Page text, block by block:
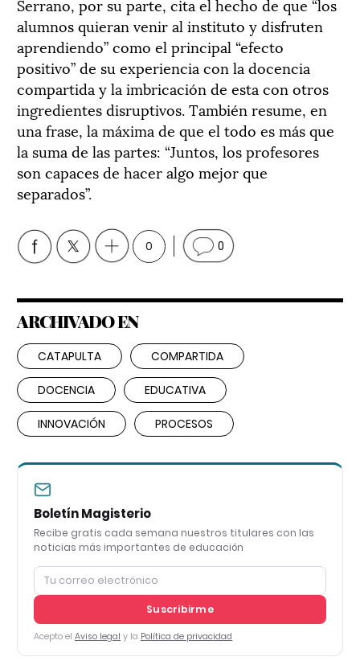
alumnos quieran venir al instituto y disfruten
aprendiendo” como el principal “efecto
positivo” de su experiencia con la docencia
compartida y la imbricación de esta con otros
ingredientes disruptivos. También resume, en
una frase, la máxima de que el todo es más que
la suma de las partes: “Juntos, los profesores
son capaces de hacer algo mejor que
separados”.
0 0
ARCHIVADO EN
CATAPULTA COMPARTIDA
DOCENCIA EDUCATIVA
INNOVACIÓN PROCESOS
Boletín Magisterio
Recibe gratis cada semana nuestros titulares con las
noticias más importantes de educación
Suscribirme
Acepto el Aviso legal y la Política de privacidad